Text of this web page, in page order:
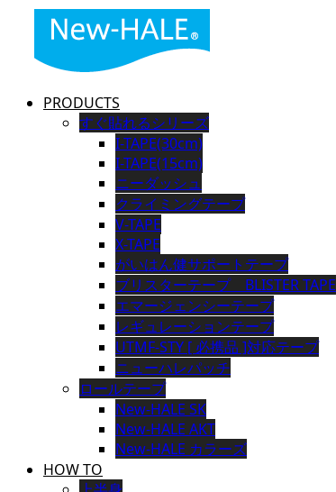
PRODUCTS
すぐ貼れるシリーズ
I-TAPE(30cm)
I-TAPE(15cm)
ニーダッシュ
クライミングテープ
V-TAPE
X-TAPE
がいはん健サポートテープ
ブリスターテープ BLISTER TAPE
エマージェンシーテープ
レギュレーションテープ
UTMF-STY [ 必携品 ]対応テープ
ニューハレパッチ
ロールテープ
New-HALE SK
New-HALE AKT
New-HALE カラーズ
HOW TO